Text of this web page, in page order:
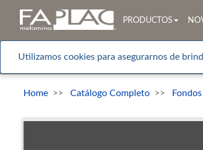
PRODUCTOS
Utilizamos cookies para asegurarnos de
Home Catálogo Completo Fondos